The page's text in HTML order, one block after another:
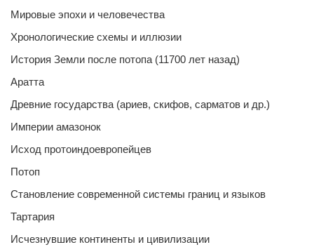
Мировые эпохи и человечества
Хронологические схемы и иллюзии
История Земли после потопа (11700 лет назад)
Аратта
Древние государства (ариев, скифов, сарматов и др.)
Империи амазонок
Исход протоиндоевропейцев
Потоп
Становление современной системы границ и языков
Тартария
Исчезнувшие континенты и цивилизации